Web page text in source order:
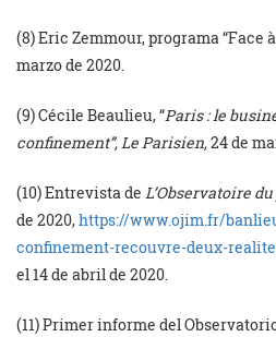
(8) Eric Zemmour, programa “Face
marzo de 2020.
(9) Cécile Beaulieu, “Paris : le
confinement”,Le Parisien,24 de
(10) Entrevista de L’Observatoire
de 2020,https://www.ojim.fr/
confinement-recouvre-deux-
el 14 de abril de 2020.
(11) Primer informe del